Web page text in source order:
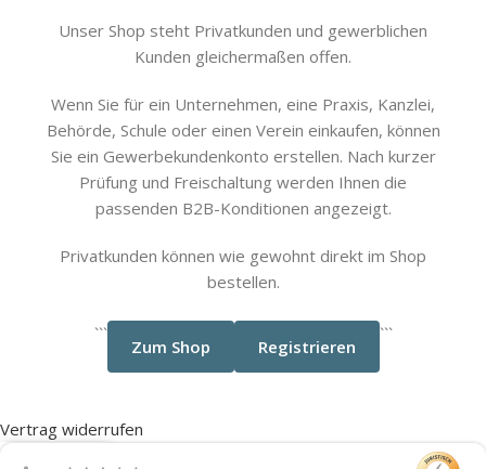
Unser Shop steht Privatkunden und gewerblichen
Kunden gleichermaßen offen.
Wenn Sie für ein Unternehmen, eine Praxis, Kanzlei,
Behörde, Schule oder einen Verein einkaufen, können
Sie ein Gewerbekundenkonto erstellen. Nach kurzer
Prüfung und Freischaltung werden Ihnen die
passenden B2B-Konditionen angezeigt.
Privatkunden können wie gewohnt direkt im Shop
bestellen.
```
Zum Shop Registrieren
```
Vertrag widerrufen